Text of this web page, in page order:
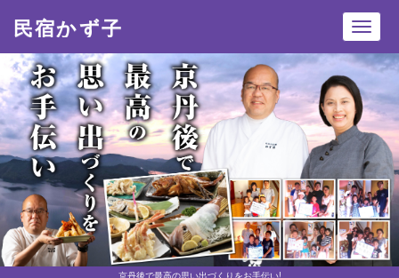
京丹後で最高の思い出づくりをお手伝い!
民宿かず子